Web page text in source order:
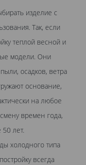
изделие с
Так, если
теплой весной и
модели. Они
осадков, ветра
основание,
на любое
времен года,
лет.
холодного типа
всегда